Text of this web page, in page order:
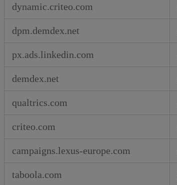
dynamic.criteo.com
dpm.demdex.net
px.ads.linkedin.com
demdex.net
qualtrics.com
criteo.com
campaigns.lexus-europe.com
taboola.com